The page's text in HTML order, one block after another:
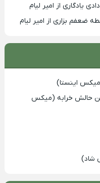
یادگاری از امیر لیام
ضعفم بزاری از امیر لیام
اینستا)
حالش خرابه (میکس
شاد)